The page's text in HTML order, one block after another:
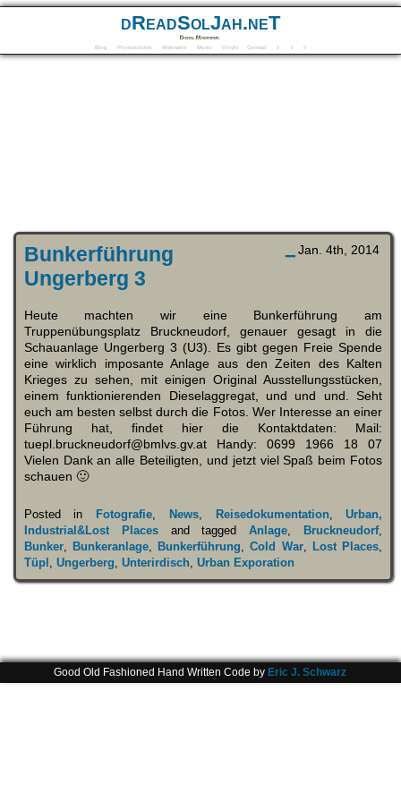
dReadSolJah.neT
Digital Mindforms
Blog Photo&Video Webradio Music Vinyls Contact F Y S
Jan. 4th, 2014
Bunkerführung –
Ungerberg 3
Heute machten wir eine Bunkerführung am
Truppenübungsplatz Bruckneudorf, genauer gesagt in die
Schauanlage Ungerberg 3 (U3). Es gibt gegen Freie Spende
eine wirklich imposante Anlage aus den Zeiten des Kalten
Krieges zu sehen, mit einigen Original Ausstellungsstücken,
einem funktionierenden Dieselaggregat, und und und. Seht
euch am besten selbst durch die Fotos. Wer Interesse an einer
Führung hat, findet hier die Kontaktdaten: Mail:
tuepl.bruckneudorf@bmlvs.gv.at Handy: 0699 1966 18 07
Vielen Dank an alle Beteiligten, und jetzt viel Spaß beim Fotos
schauen 🙂
Posted in Fotografie, News, Reisedokumentation,Urban,
Industrial&Lost Placesand taggedAnlage, Bruckneudorf,
Bunker, Bunkeranlage, Bunkerführung,Cold War, Lost Places,
Tüpl , Ungerberg, Unterirdisch, Urban Exporation
Good Old Fashioned Hand Written Code by Eric J. Schwarz